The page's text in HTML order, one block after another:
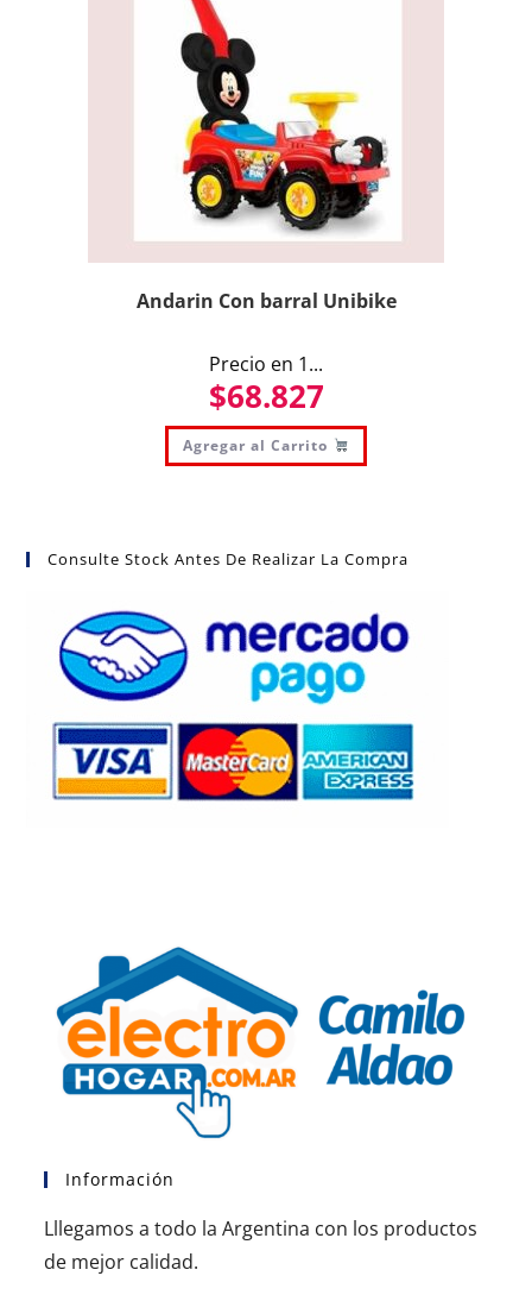
Andarin Con barral Unibike
Precio en 1...
$68.827
Agregar al Carrito
Consulte Stock Antes De Realizar La Compra
Información
Lllegamos a todo la Argentina con los productos
de mejor calidad.